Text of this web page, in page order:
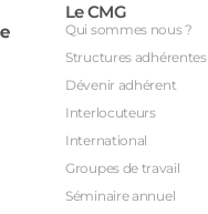
Le CMG
Qui sommes nous ?
Structures adhérentes
Dévenir adhérent
Interlocuteurs
International
Groupes de travail
Séminaire annuel